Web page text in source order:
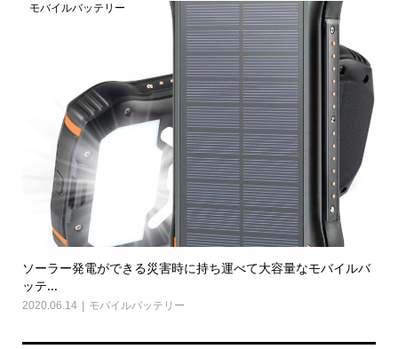
モバイルバッテリー
ソーラー発電ができる災害時に持ち運べて大容量なモバイルバ
ッテ...
2020.06.14 モバイルバッテリー